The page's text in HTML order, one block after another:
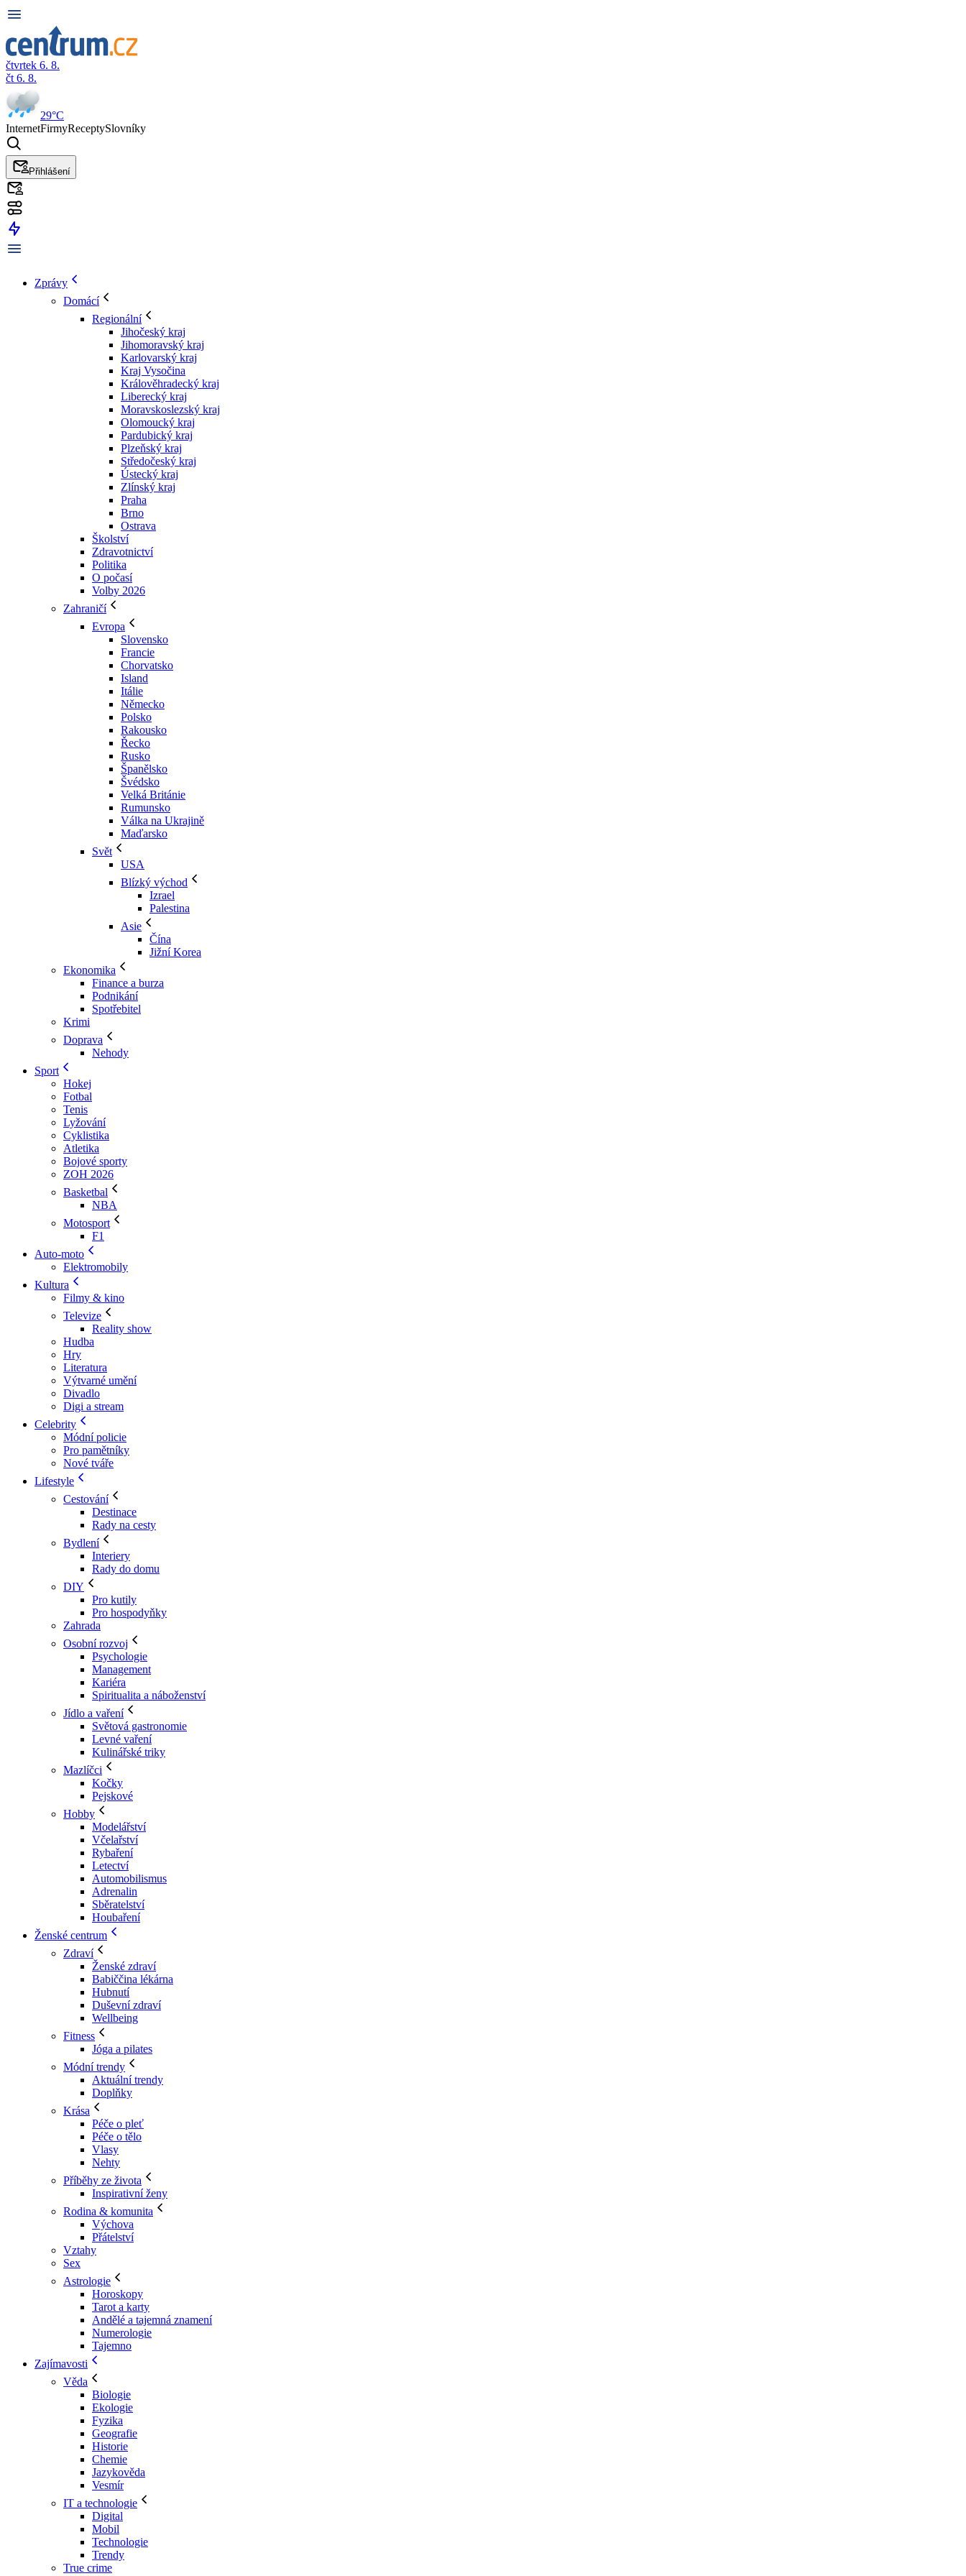
čtvrtek 6. 8.
čt 6. 8.
29°C
InternetFirmyReceptySlovníky
Přihlášení
Zprávy
Domácí
Regionální
Jihočeský kraj
Jihomoravský kraj
Karlovarský kraj
Kraj Vysočina
Králověhradecký kraj
Liberecký kraj
Moravskoslezský kraj
Olomoucký kraj
Pardubický kraj
Plzeňský kraj
Středočeský kraj
Ústecký kraj
Zlínský kraj
Praha
Brno
Ostrava
Školství
Zdravotnictví
Politika
O počasí
Volby 2026
Zahraničí
Evropa
Slovensko
Francie
Chorvatsko
Island
Itálie
Německo
Polsko
Rakousko
Řecko
Rusko
Španělsko
Švédsko
Velká Británie
Rumunsko
Válka na Ukrajině
Maďarsko
Svět
USA
Blízký východ
Izrael
Palestina
Asie
Čína
Jižní Korea
Ekonomika
Finance a burza
Podnikání
Spotřebitel
Krimi
Doprava
Nehody
Sport
Hokej
Fotbal
Tenis
Lyžování
Cyklistika
Atletika
Bojové sporty
ZOH 2026
Basketbal
NBA
Motosport
F1
Auto-moto
Elektromobily
Kultura
Filmy & kino
Televize
Reality show
Hudba
Hry
Literatura
Výtvarné umění
Divadlo
Digi a stream
Celebrity
Módní policie
Pro pamětníky
Nové tváře
Lifestyle
Cestování
Destinace
Rady na cesty
Bydlení
Interiery
Rady do domu
DIY
Pro kutily
Pro hospodyňky
Zahrada
Osobní rozvoj
Psychologie
Management
Kariéra
Spiritualita a náboženství
Jídlo a vaření
Světová gastronomie
Levné vaření
Kulinářské triky
Mazlíčci
Kočky
Pejskové
Hobby
Modelářství
Včelařství
Rybaření
Letectví
Automobilismus
Adrenalin
Sběratelství
Houbaření
Ženské centrum
Zdraví
Ženské zdraví
Babiččina lékárna
Hubnutí
Duševní zdraví
Wellbeing
Fitness
Jóga a pilates
Módní trendy
Aktuální trendy
Doplňky
Krása
Péče o pleť
Péče o tělo
Vlasy
Nehty
Příběhy ze života
Inspirativní ženy
Rodina & komunita
Výchova
Přátelství
Vztahy
Sex
Astrologie
Horoskopy
Tarot a karty
Andělé a tajemná znamení
Numerologie
Tajemno
Zajímavosti
Věda
Biologie
Ekologie
Fyzika
Geografie
Historie
Chemie
Jazykověda
Vesmír
IT a technologie
Digital
Mobil
Technologie
Trendy
True crime